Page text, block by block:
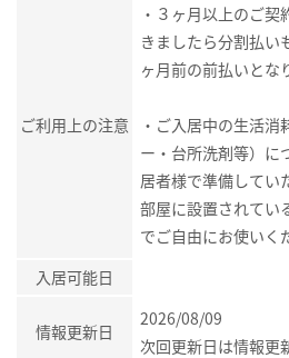
ご利用上の注意
・３ヶ月以上のご
きましたら分割払い
ヶ月前の前払いとな
・ご入居中の生活
ー・台所洗剤等）に
居者様で準備してい
部屋に設置されてい
でご自由にお使いく
入居可能日
情報更新日
2026/08/09
次回更新日は情報更